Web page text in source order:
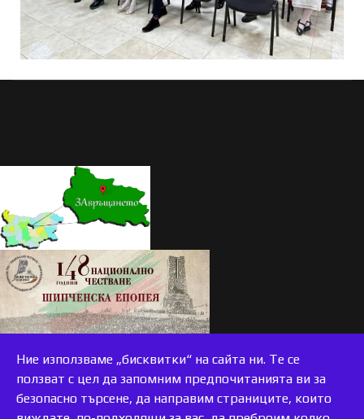
Ние използваме „бисквитки“ на сайта ни. Те се
ползват с цел да запомним предпочитанията ви за
безопасно търсене, да направим страниците, които